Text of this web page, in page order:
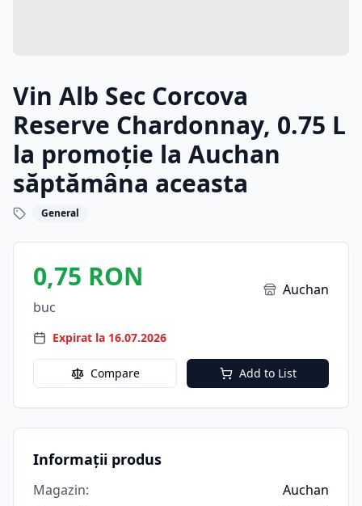
Vin Alb Sec Corcova
Reserve Chardonnay, 0.75 L
la promoție la Auchan
săptămâna aceasta
General
0,75 RON
buc
Auchan
Expirat la 16.07.2026
Compare Add to List
Informații produs
Magazin:
Auchan